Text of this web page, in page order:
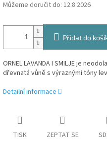
Můžeme doručit do: 12.8.2026
Přidat do
ORNEL LAVANDA I SMILJE je
dřevnatá vůně s výraznými tóny
Detailní informace
TISK ZEPTAT SE